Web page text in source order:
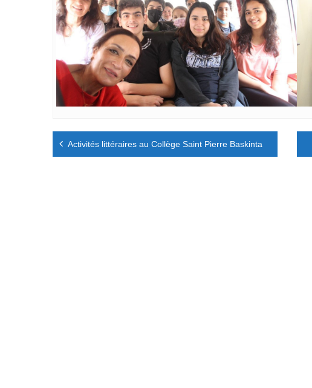
Navigation
de
Activités littéraires au Collège Saint Pierre Baskinta